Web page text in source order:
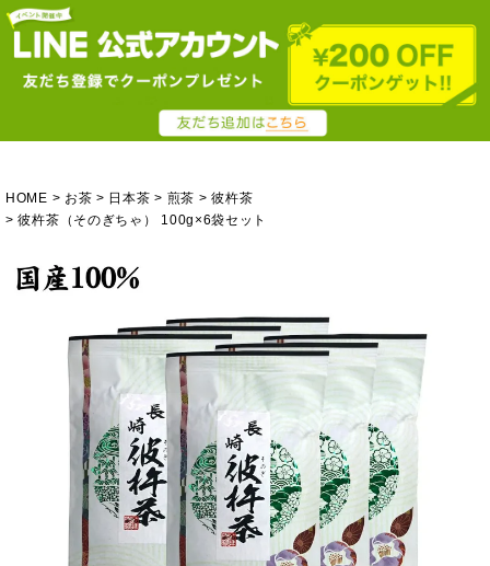
HOME お茶 日本茶 煎茶
彼杵茶
彼杵茶（そのぎちゃ） 100g×6袋セット